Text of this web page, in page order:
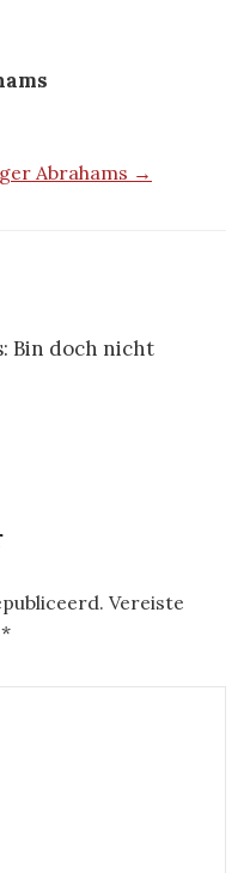
Abrahams →
Bin doch nicht
Vereiste
*